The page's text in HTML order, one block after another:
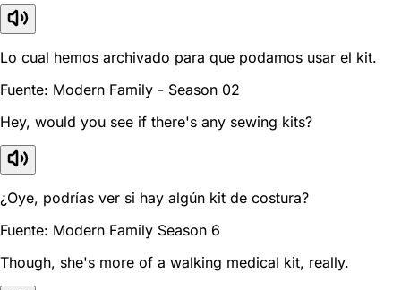
Lo cual hemos archivado para que podamos usar el kit.
Fuente: Modern Family - Season 02
Hey, would you see if there's any sewing kits?
¿Oye, podrías ver si hay algún kit de costura?
Fuente: Modern Family Season 6
Though, she's more of a walking medical kit, really.